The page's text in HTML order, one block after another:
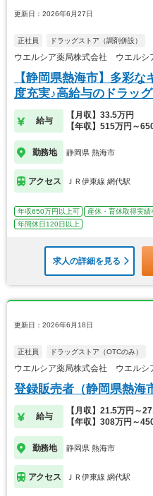
更新日：2026年6月27日
正社員 ドラッグストア（調剤併設）
ウエルシア薬局株式会社 ウエルシ
【静岡県熱海市】多彩
度充実♪高給与のドラッ
給与
【月収】33.5万円
【年収】515万円～
勤務地 静岡県 熱海市
アクセス ＪＲ伊東線 網代駅
年収650万円以上可 産休・育休取得実績
年間休日120日以上
求人の詳細を見る
更新日：2026年6月18日
正社員 ドラッグストア（OTCのみ）
ウエルシア薬局株式会社 ウエルシ
登録販売者（静岡県熱海
給与
【月収】21.5万円～
【年収】308万円～
勤務地 静岡県 熱海市
アクセス ＪＲ伊東線 網代駅